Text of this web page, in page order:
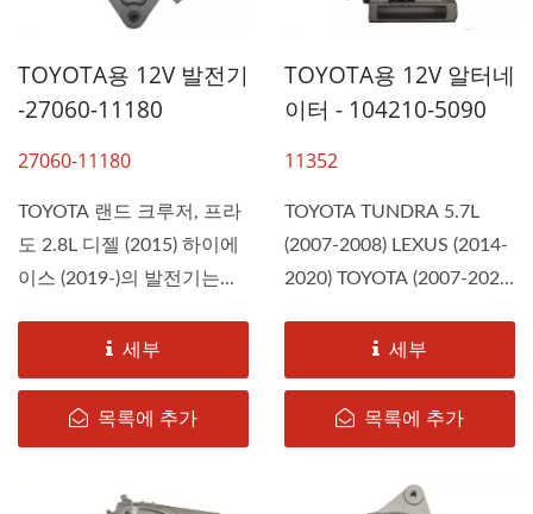
TOYOTA용 12V 발전기
-27060-11180
27060-11180
TOYOTA 랜드 크루저, 프라
도 2.8L 디젤 (2015) 하이에
이스 (2019-)의 발전기는...
세부
목록에 추가
TOYOTA용 12V 알터네
이터 - 104210-5090
11352
TOYOTA TUNDRA 5.7L
(2007-2008) LEXUS (2014-
2020) TOYOTA (2007-2020)
세부
목록에 추가